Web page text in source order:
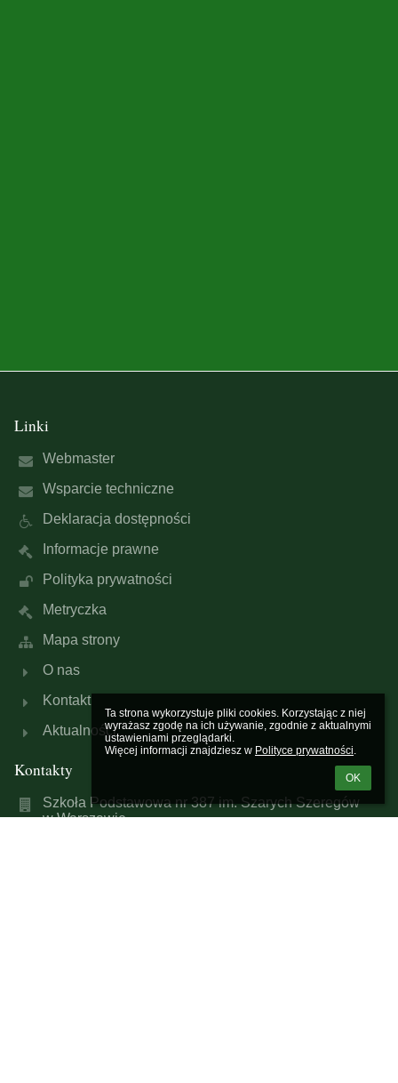
Ta strona wykorzystuje pliki cookies. Korzystając z niej
wyrażasz zgodę na ich używanie, zgodnie z aktualnymi
ustawieniami przeglądarki.
Więcej informacji znajdziesz w Polityce prywatności.
OK
Linki
Webmaster
Wsparcie techniczne
Deklaracja dostępności
Informacje prawne
Polityka prywatności
Metryczka
Mapa strony
O nas
Kontakt
Aktualności
Kontakty
Szkoła Podstawowa nr 387 im. Szarych Szeregów
w Warszawie